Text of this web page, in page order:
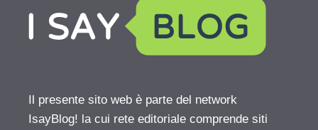
Il presente sito web è parte del network
IsayBlog! la cui rete editoriale comprende siti